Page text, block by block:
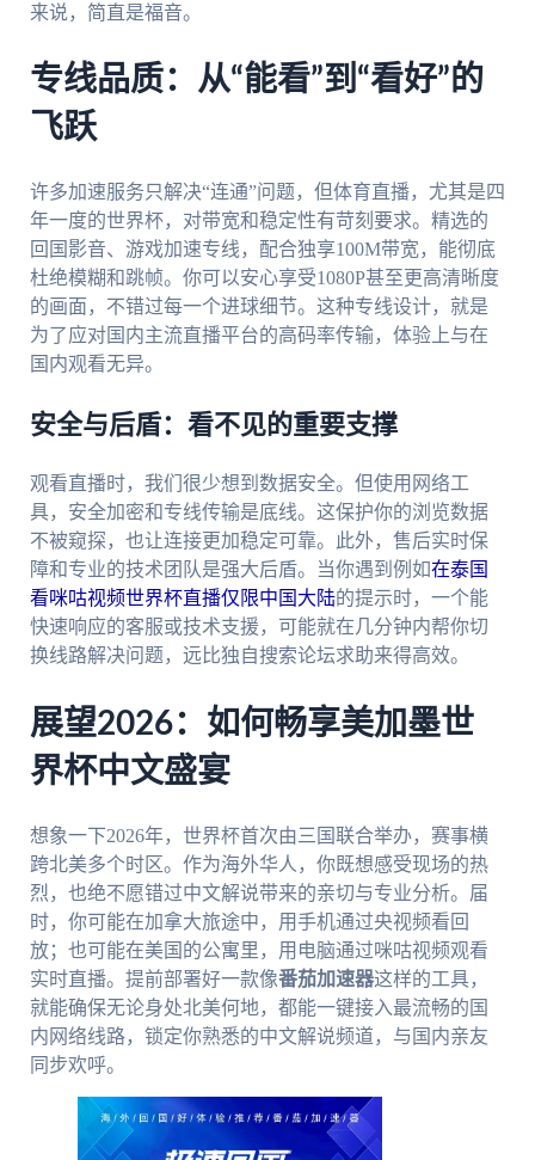
来说，简直是福音。
专线品质：从“能看”到“看好”的
飞跃
许多加速服务只解决“连通”问题，但体育直播，尤其是四
年一度的世界杯，对带宽和稳定性有苛刻要求。精选的
回国影音、游戏加速专线，配合独享100M带宽，能彻底
杜绝模糊和跳帧。你可以安心享受1080P甚至更高清晰度
的画面，不错过每一个进球细节。这种专线设计，就是
为了应对国内主流直播平台的高码率传输，体验上与在
国内观看无异。
安全与后盾：看不见的重要支撑
观看直播时，我们很少想到数据安全。但使用网络工
具，安全加密和专线传输是底线。这保护你的浏览数据
不被窥探，也让连接更加稳定可靠。此外，售后实时保
障和专业的技术团队是强大后盾。当你遇到例如在泰国
看咪咕视频世界杯直播仅限中国大陆的提示时，一个能
快速响应的客服或技术支援，可能就在几分钟内帮你切
换线路解决问题，远比独自搜索论坛求助来得高效。
展望2026：如何畅享美加墨世
界杯中文盛宴
想象一下2026年，世界杯首次由三国联合举办，赛事横
跨北美多个时区。作为海外华人，你既想感受现场的热
烈，也绝不愿错过中文解说带来的亲切与专业分析。届
时，你可能在加拿大旅途中，用手机通过央视频看回
放；也可能在美国的公寓里，用电脑通过咪咕视频观看
实时直播。提前部署好一款像番茄加速器这样的工具，
就能确保无论身处北美何地，都能一键接入最流畅的国
内网络线路，锁定你熟悉的中文解说频道，与国内亲友
同步欢呼。